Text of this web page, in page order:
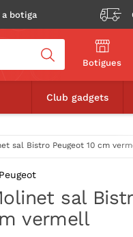
botiga
Botigues
Club gadgets
sal Bistro Peugeot 10 cm
29,90€
sal
vermell